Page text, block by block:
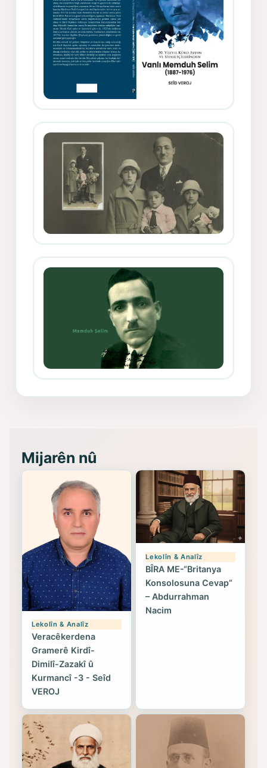
(Hoybun)’un Kuruluş Çalışmaları- 8
Mijarên nû
Lekolîn & Analîz
Veracêkerdena
Gramerê Kirdî-
Dimilî-Zazakî û
Kurmancî -3 - Seîd
VEROJ
Lekolîn & Analîz
BÎRA ME-“Britanya
Konsolosuna Cevap”
– Abdurrahman
Nacim